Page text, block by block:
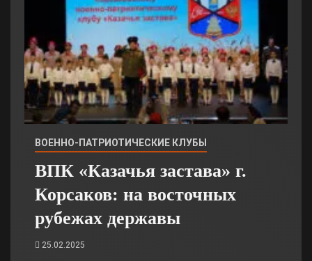
ВОЕННО-ПАТРИОТИЧЕСКИЕ КЛУБЫ
ВПК «Казачья застава» г.
Корсаков: на восточных
рубежах державы
25.02.2025